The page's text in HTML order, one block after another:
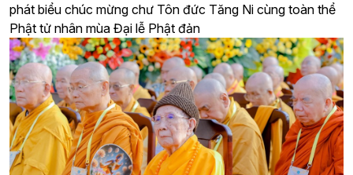
phát biểu chúc mừng chư Tôn đức Tăng Ni cùng toàn thể
Phật tử nhân mùa Đại lễ Phật đản